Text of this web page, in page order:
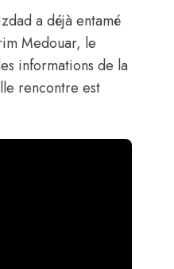
a déjà entamé
Medouar, le
informations de la
rencontre est